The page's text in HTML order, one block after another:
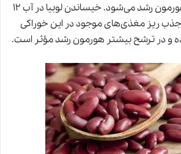
دوپامین، تسترون و هورمون رشد می‌شود. خیساندن لوبیا در آب ۱۲
ریز مغذی‌های موجود در این خوراکی
و در ترشح بیشتر هورمون رشد مؤثر است.